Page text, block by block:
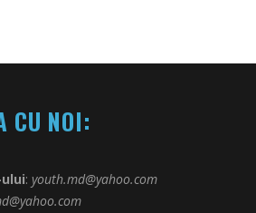
CU NOI:
: youth.md@yahoo.com